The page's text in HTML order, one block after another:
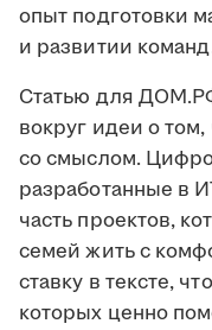
опыт подготовки
и развитии
Статью для
вокруг идеи о
со смыслом.
разработанные в
часть проектов,
семей жить с
ставку в тексте,
которых ценно